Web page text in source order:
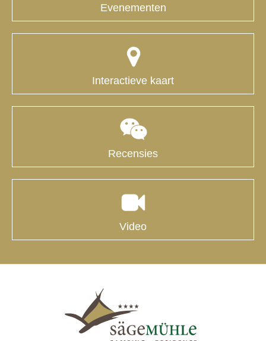
Evenementen
Interactieve kaart
Recensies
Video